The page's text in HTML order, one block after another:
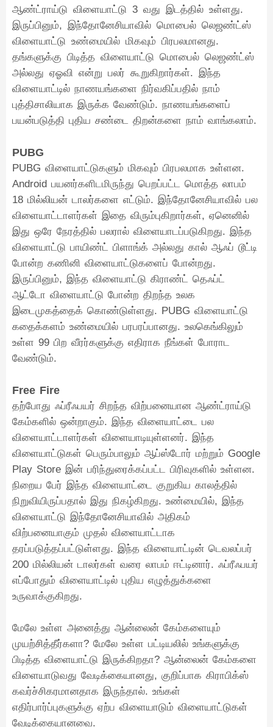
ஆண்ட்ராய்டு விளையாட்டு 3 வது இடத்தில் உள்ளது.
இருப்பினும், இந்தோனேசியாவில் மொபைல் லெஜண்ட்ஸ்
விளையாட்டு உண்மையில் மிகவும் பிரபலமானது.
தங்களுக்கு பிடித்த விளையாட்டு மொபைல் லெஜண்ட்ஸ்
அல்லது ஏஓவி என்று பலர் கூறுகிறார்கள். இந்த
விளையாட்டில் நாணயங்களை நிர்வகிப்பதில் நாம்
புத்திசாலியாக இருக்க வேண்டும். நாணயங்களைப்
பயன்படுத்தி புதிய சண்டை திறன்களை நாம் வாங்கலாம்.
PUBG
PUBG விளையாட்டுகளும் மிகவும் பிரபலமாக உள்ளன.
Android பயனர்களிடமிருந்து பெறப்பட்ட மொத்த லாபம்
18 மில்லியன் டாலர்களை எட்டும். இந்தோனேசியாவில் பல
விளையாட்டாளர்கள் இதை விரும்புகிறார்கள், ஏனெனில்
இது ஒரே நேரத்தில் பலரால் விளையாடப்படுகிறது. இந்த
விளையாட்டு பாயிண்ட் பிளாங்க் அல்லது கால் ஆஃப் டூட்டி
போன்ற கணினி விளையாட்டுகளைப் போன்றது.
இருப்பினும், இந்த விளையாட்டு கிராண்ட் தெஃப்ட்
ஆட்டோ விளையாட்டு போன்ற திறந்த உலக
இடைமுகத்தைக் கொண்டுள்ளது. PUBG விளையாட்டு
கதைக்களம் உண்மையில் பரபரப்பானது. உலகெங்கிலும்
உள்ள 99 பிற வீரர்களுக்கு எதிராக நீங்கள் போராட
வேண்டும்.
Free Fire
தற்போது ஃப்ரீஃபயர் சிறந்த விற்பனையான ஆண்ட்ராய்டு
கேம்களில் ஒன்றாகும். இந்த விளையாட்டை பல
விளையாட்டாளர்கள் விளையாடியுள்ளனர். இந்த
விளையாட்டுகள் பெரும்பாலும் ஆப்ஸ்டோர் மற்றும் Google
Play Store இன் பரிந்துரைக்கப்பட்ட பிரிவுகளில் உள்ளன.
நிறைய பேர் இந்த விளையாட்டை குறுகிய காலத்தில்
நிறுவியிருப்பதால் இது நிகழ்கிறது. உண்மையில், இந்த
விளையாட்டு இந்தோனேசியாவில் அதிகம்
விற்பனையாகும் முதல் விளையாட்டாக
தரப்படுத்தப்பட்டுள்ளது. இந்த விளையாட்டின் டெவலப்பர்
200 மில்லியன் டாலர்கள் வரை லாபம் ஈட்டினார். ஃப்ரீஃபயர்
எப்போதும் விளையாட்டில் புதிய எழுத்துக்களை
உருவாக்குகிறது.
மேலே உள்ள அனைத்து ஆன்லைன் கேம்களையும்
முயற்சித்தீர்களா? மேலே உள்ள பட்டியலில் உங்களுக்கு
பிடித்த விளையாட்டு இருக்கிறதா? ஆன்லைன் கேம்களை
விளையாடுவது வேடிக்கையானது, குறிப்பாக கிராபிக்ஸ்
கவர்ச்சிகரமானதாக இருந்தால். உங்கள்
எதிர்பார்ப்புகளுக்கு ஏற்ப விளையாடும் விளையாட்டுகள்
வேடிக்கையானவை.